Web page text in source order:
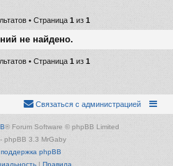
• Страница 1 из 1
не найдено.
• Страница 1из 1
Связаться с администрацией
® Forum Software © phpBB Limited
- phpBB 3.3 MrGaby
поддержка phpBB
| Правила